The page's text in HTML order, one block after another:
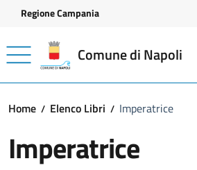
Vai ai contenuti
Vai al footer
Regione Campania
Comune di Napoli
Home Elenco Libri Imperatrice
Imperatrice